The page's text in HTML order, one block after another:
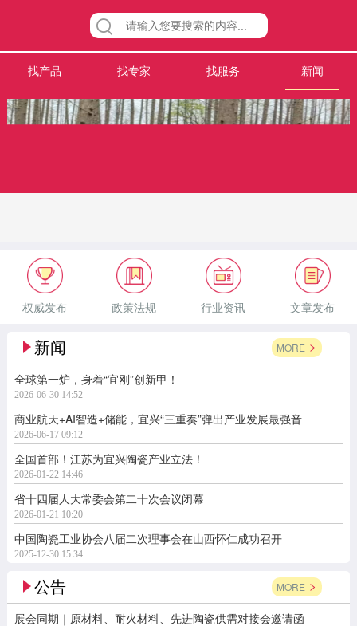
找产品 找专家 找服务 新闻
权威发布 政策法规 行业资讯 文章发布
新闻 MORE
全球第一炉，身着“宜刚”创新甲！
2026-06-30 14:52
商业航天+AI智造+储能，宜兴“三重奏”弹出产业发展最强音
2026-06-17 09:12
全国首部！江苏为宜兴陶瓷产业立法！
2026-01-22 14:46
省十四届人大常委会第二十次会议闭幕
2026-01-21 10:20
中国陶瓷工业协会八届二次理事会在山西怀仁成功召开
2025-12-30 15:34
公告 MORE
展会同期｜原材料、耐火材料、先进陶瓷供需对接会邀请函